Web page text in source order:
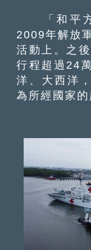
「和平方
2009年解放
活動上。之
行程超過24
洋、大西洋
為所經國家